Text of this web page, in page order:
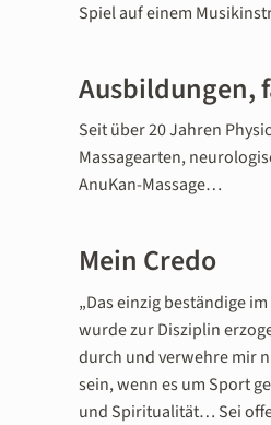
Spiel auf einem
Ausbildungen,
Seit über 20 Jahren
Massagearten,
AnuKan-Massage…
Mein Credo
„Das einzig beständige
wurde zur Disziplin
durch und verwehre mir
sein, wenn es um Sport
und Spiritualität… Sei